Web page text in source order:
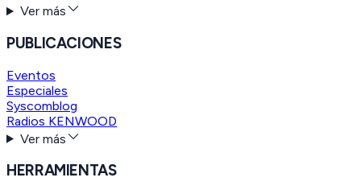
Ver más
PUBLICACIONES
Eventos
Especiales
Syscomblog
Radios KENWOOD
Ver más
HERRAMIENTAS